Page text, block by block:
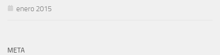
enero 2015
META